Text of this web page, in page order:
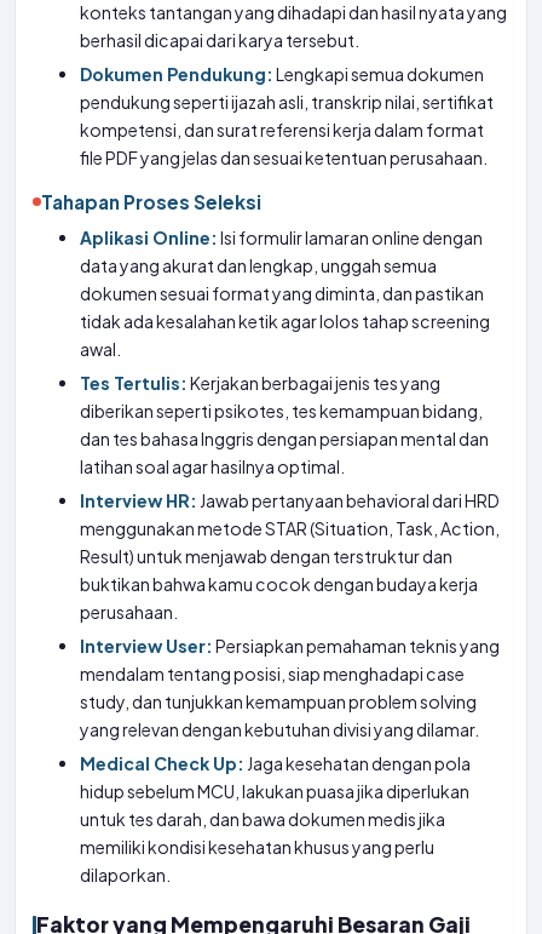
konteks tantangan yang dihadapi dan hasil nyata yang
berhasil dicapai dari karya tersebut.
Dokumen Pendukung: Lengkapi semua dokumen
pendukung seperti ijazah asli, transkrip nilai, sertifikat
kompetensi, dan surat referensi kerja dalam format
file PDF yang jelas dan sesuai ketentuan perusahaan.
Tahapan Proses Seleksi
Aplikasi Online: Isi formulir lamaran online dengan
data yang akurat dan lengkap, unggah semua
dokumen sesuai format yang diminta, dan pastikan
tidak ada kesalahan ketik agar lolos tahap screening
awal.
Tes Tertulis: Kerjakan berbagai jenis tes yang
diberikan seperti psikotes, tes kemampuan bidang,
dan tes bahasa Inggris dengan persiapan mental dan
latihan soal agar hasilnya optimal.
Interview HR: Jawab pertanyaan behavioral dari HRD
menggunakan metode STAR (Situation, Task, Action,
Result) untuk menjawab dengan terstruktur dan
buktikan bahwa kamu cocok dengan budaya kerja
perusahaan.
Interview User: Persiapkan pemahaman teknis yang
mendalam tentang posisi, siap menghadapi case
study, dan tunjukkan kemampuan problem solving
yang relevan dengan kebutuhan divisi yang dilamar.
Medical Check Up: Jaga kesehatan dengan pola
hidup sebelum MCU, lakukan puasa jika diperlukan
untuk tes darah, dan bawa dokumen medis jika
memiliki kondisi kesehatan khusus yang perlu
dilaporkan.
Faktor yang Mempengaruhi Besaran Gaji